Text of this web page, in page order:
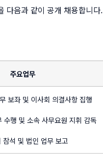
다음과 같이 공개 채용합니다.
주요업무
보좌 및 이사회 의결사항 집행
수행 및 소속 사무요원 지휘 감독
참석 및 법인 업무 보고